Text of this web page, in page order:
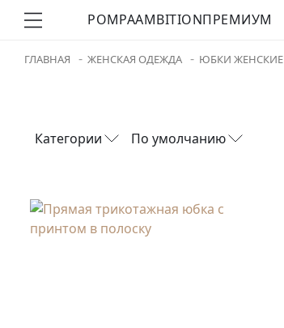
POMPAAMBITIONПРЕМИУМ
ГЛАВНАЯ ЖЕНСКАЯ ОДЕЖДА ЮБКИ ЖЕНСКИЕ
Категории По умолчанию